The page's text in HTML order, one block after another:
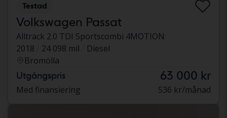
Testad
Volkswagen Passat
Alltrack 2.0 TDI Sportscombi 4MOTION
2018
24 098 mil
Diesel
Bromölla
Utgångspris 63 000 kr
Med finansiering 536 kr/månad